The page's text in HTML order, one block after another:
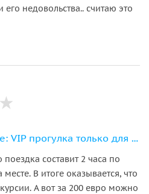
недовольства.. считаю это
Аренда яхты в Стамбуле: VIP прогулка только для вашей компании
составит 2 часа по
В итоге оказывается, что
А вот за 200 евро можно